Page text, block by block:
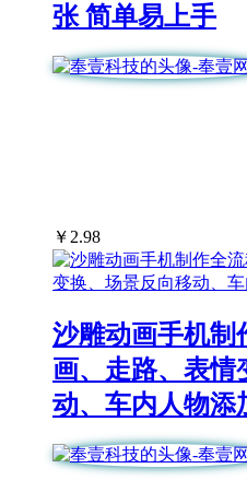
张 简单易上手
￥ 2.98
沙雕动画手机制
画、走路、表情
动、车内人物添